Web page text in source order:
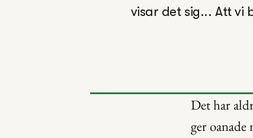
visar det sig... Att
Det har
ger